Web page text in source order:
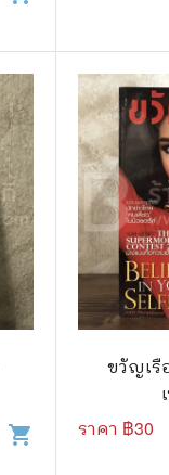
shopping_cart
ขวัญเรื
ราคา ฿30
2️⃣ Used
สอง
🎉 Party
🧠 Strategy
🪅 Family
♟️ Abstract
บอร์ดเกมแ
บอร์ดเกม
Board